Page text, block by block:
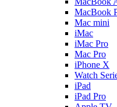
MacBook
Mac mini
iMac
iMac Pro
Mac Pro
iPhone X
Watch
iPad
iPad Pro